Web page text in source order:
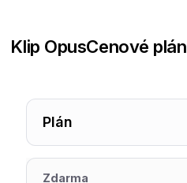
Klip OpusCenové
Plán
Zdarma